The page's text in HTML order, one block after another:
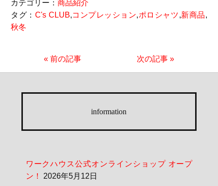
カテゴリー：商品紹介
タグ： C's CLUB,コンプレッション,ポロシャツ,新商品,
秋冬
« 前の記事 次の記事 »
information
ワークハウス公式オンラインショップ オープ
ン！
2026年5月12日